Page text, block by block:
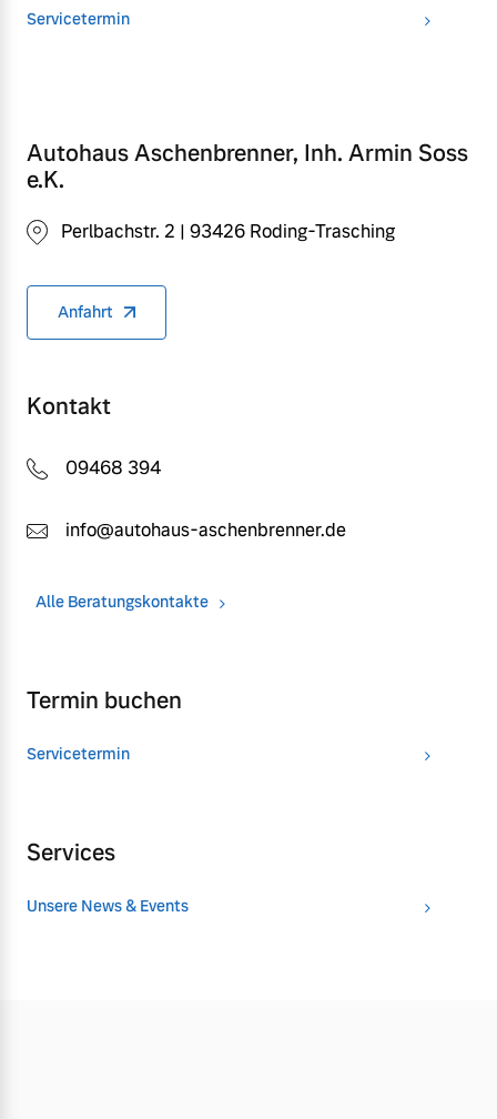
Servicetermin
Autohaus Aschenbrenner, Inh. Armin Soss
e.K.
Perlbachstr. 2 | 93426 Roding-Trasching
Anfahrt
Kontakt
09468 394
info@autohaus-aschenbrenner.de
Alle Beratungskontakte
Termin buchen
Servicetermin
Services
Unsere News & Events